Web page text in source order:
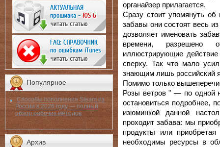
Популярное
Способы пополнения Steam из
России в 2026 году — полный
обзор рабочих методов
Архив
органайзер прилагается.
Сразу стоит упомянуть
забавы они состоят весь
дозволяет именовать
времени, разрешено
иллюстрирующие
сверху. Так что мало
знающим лишь российский
Помимо только
Розы ветров " — по одной
остановиться подробнее,
изюминкой данной
проходит забава: мы
продукты или
необходимы ресурсы в